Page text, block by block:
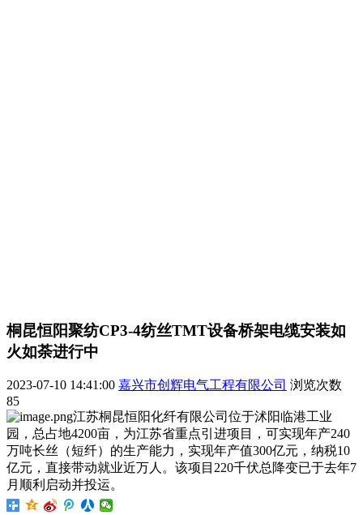
桐昆恒阳聚纺CP3-4纺丝TMT设备桥架电缆安装如
火如荼进行中
2023-07-10 14:41:00 嘉兴市创辉电气工程有限公司 浏览次数
85
江苏桐昆恒阳化纤有限公司位于沭阳临港工业
园，总占地4200亩，为江苏省重点引进项目，可实现年产240
万吨长丝（短纤）的生产能力，实现年产值300亿元，纳税10
亿元，直接带动就业近万人。该项目220千伏总降变已于去年7
月顺利启动并投运。